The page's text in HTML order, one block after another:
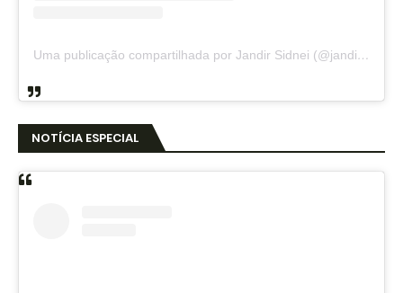
Uma publicação compartilhada por Jandir Sidnei (@jandirsidnei)
NOTÍCIA ESPECIAL